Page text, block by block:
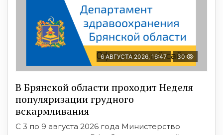
6 АВГУСТА 2026, 16:47 30
В Брянской области проходит Неделя
популяризации грудного
вскармливания
С 3 по 9 августа 2026 года Министерство